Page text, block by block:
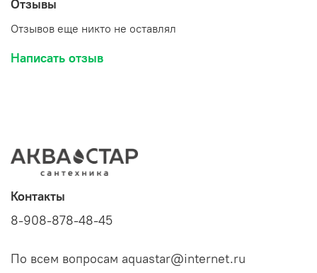
Отзывы
Отзывов еще никто не оставлял
Написать отзыв
Контакты
8-908-878-48-45
По всем вопросам aquastar@internet.ru